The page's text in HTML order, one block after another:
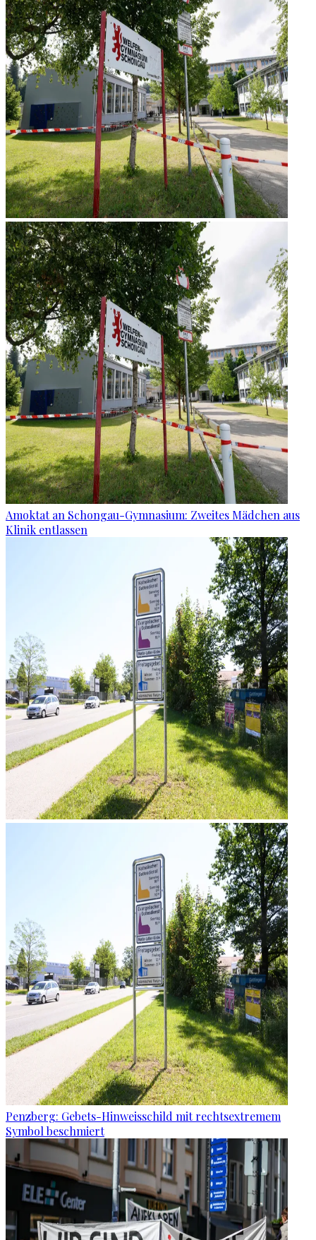
Amoktat an Schongau-Gymnasium: Zweites Mädchen aus
Klinik entlassen
Penzberg: Gebets-Hinweisschild mit rechtsextremem
Symbol beschmiert